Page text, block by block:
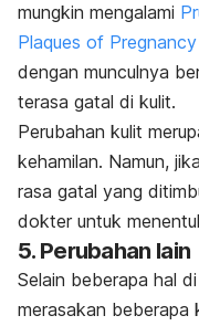
mungkin mengalami
Plaques of Pregnancy
dengan munculnya
terasa gatal di kulit.
Perubahan kulit
kehamilan. Namun,
rasa gatal yang
dokter untuk
5. Perubahan lain
Selain beberapa hal
merasakan beberapa